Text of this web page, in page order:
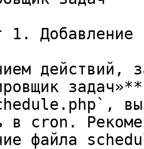
1.
действий,
в cron.
файла